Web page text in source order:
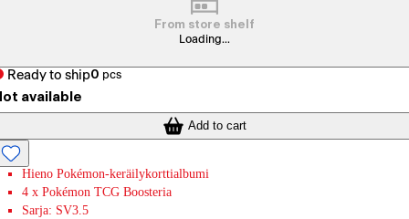
From store shelf
Loading...
Ready to ship0 pcs
available
Add to cart
Hieno Pokémon-keräilykorttialbumi
4 x Pokémon TCG Boosteria
Sarja: SV3.5